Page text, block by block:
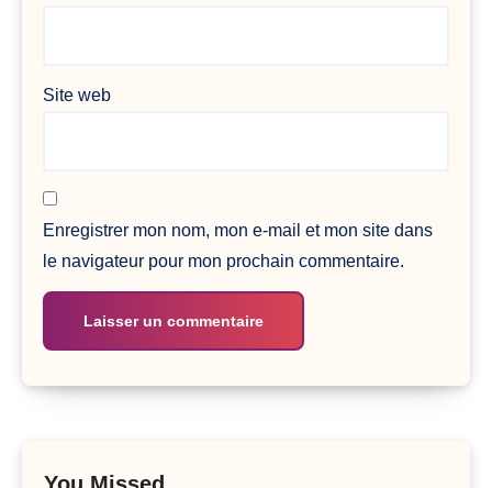
Site web
Enregistrer mon nom, mon e-mail et mon site dans
le navigateur pour mon prochain commentaire.